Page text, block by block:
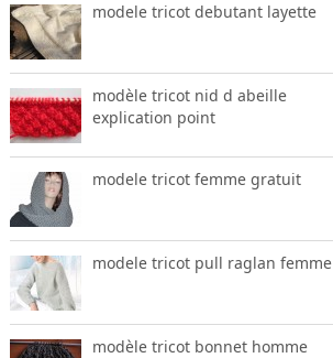
modele tricot debutant layette
modèle tricot nid d abeille
explication point
modele tricot femme gratuit
modele tricot pull raglan femme
modèle tricot bonnet homme